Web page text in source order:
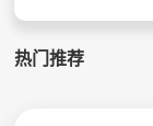
热门推荐